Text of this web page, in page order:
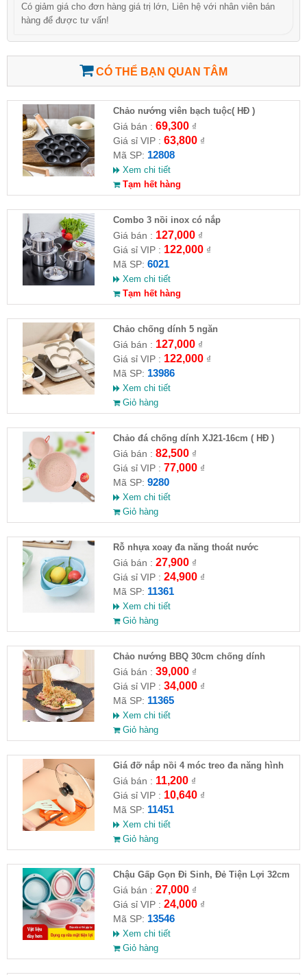
Có giảm giá cho đơn hàng giá trị lớn, Liên hệ với nhân viên bán
hàng để được tư vấn!
CÓ THỂ BẠN QUAN TÂM
Chảo nướng viên bạch tuộc( HĐ )
Giá bán : 69,300₫
Giá sỉ VIP : 63,800₫
Mã SP: 12808
Xem chi tiết
Tạm hết hàng
Combo 3 nồi inox có nắp
Giá bán : 127,000₫
Giá sỉ VIP : 122,000₫
Mã SP: 6021
Xem chi tiết
Tạm hết hàng
Chảo chống dính 5 ngăn
Giá bán : 127,000₫
Giá sỉ VIP : 122,000₫
Mã SP: 13986
Xem chi tiết
Giỏ hàng
Chảo đá chống dính XJ21-16cm ( HĐ )
Giá bán : 82,500₫
Giá sỉ VIP : 77,000₫
Mã SP: 9280
Xem chi tiết
Giỏ hàng
Rỗ nhựa xoay đa năng thoát nước
Giá bán : 27,900₫
Giá sỉ VIP : 24,900₫
Mã SP: 11361
Xem chi tiết
Giỏ hàng
Chảo nướng BBQ 30cm chống dính
Giá bán : 39,000₫
Giá sỉ VIP : 34,000₫
Mã SP: 11365
Xem chi tiết
Giỏ hàng
Giá đỡ nắp nồi 4 móc treo đa năng hình
chân mèo
Giá bán : 11,200₫
Giá sỉ VIP : 10,640₫
Mã SP: 11451
Xem chi tiết
Giỏ hàng
Chậu Gấp Gọn Đi Sinh, Đẻ Tiện Lợi 32cm
Giá bán : 27,000₫
Giá sỉ VIP : 24,000₫
Mã SP: 13546
Xem chi tiết
Giỏ hàng